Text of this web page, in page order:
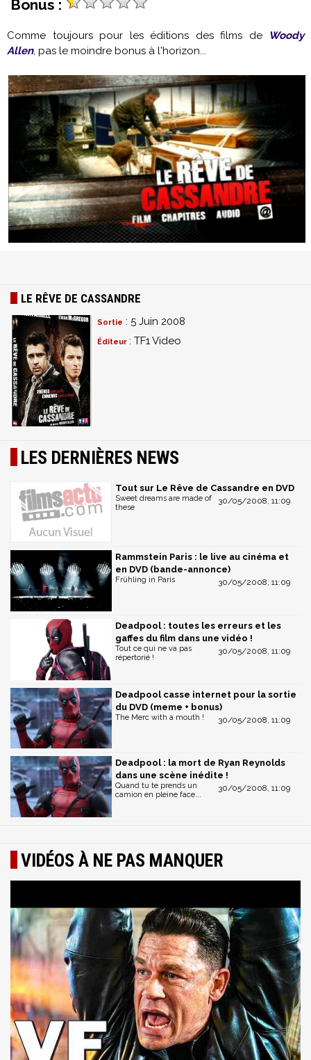
Bonus :
Comme toujours pour les éditions des films de
Woody
Allen, pas le moindre bonus à l'horizon...
LE RÊVE DE CASSANDRE
Sortie : 5 Juin 2008
Éditeur : TF1 Video
LES DERNIÈRES NEWS
Tout sur Le Rêve de Cassandre en DVD
30/05/2008, 11:09
Sweet dreams are made of
these
Rammstein Paris : le live au cinéma et
en DVD (bande-annonce)
30/05/2008, 11:09
Frühling in Paris
Deadpool : toutes les erreurs et les
gaffes du film dans une vidéo !
30/05/2008, 11:09
Tout ce qui ne va pas
répertorié !
Deadpool casse internet pour la sortie
du DVD (meme + bonus)
30/05/2008, 11:09
The Merc with a mouth !
Deadpool : la mort de Ryan Reynolds
dans une scène inédite !
30/05/2008, 11:09
Quand tu te prends un
camion en pleine face...
VIDÉOS À NE PAS MANQUER